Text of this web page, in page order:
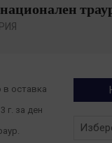
в оставка
г. за ден
Новини